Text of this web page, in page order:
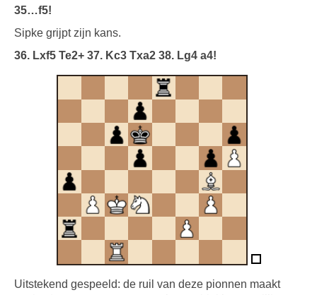
35…f5!
Sipke grijpt zijn kans.
36. Lxf5 Te2+ 37. Kc3 Txa2 38. Lg4 a4!
Uitstekend gespeeld: de ruil van deze pionnen maakt